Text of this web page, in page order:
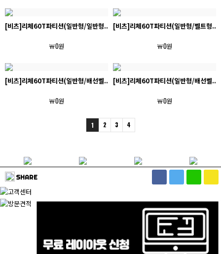
[비츠]리체60T파티션(일반형/일반형..
￦0원
[비츠]리체60T파티션(일반형/벨트형..
￦0원
[비츠]리체60T파티션(일반형/배선벨..
￦0원
[비츠]리체60T파티션(일반형/배선벨..
￦0원
1 2 3 4
SHARE